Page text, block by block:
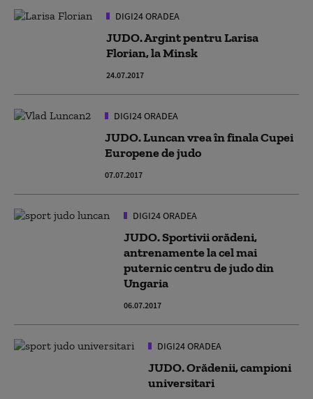
DIGI24 ORADEA
JUDO. Argint pentru Larisa
Florian, la Minsk
24.07.2017
DIGI24 ORADEA
JUDO. Luncan vrea în finala Cupei
Europene de judo
07.07.2017
DIGI24 ORADEA
JUDO. Sportivii orădeni,
antrenamente la cel mai
puternic centru de judo din
Ungaria
06.07.2017
DIGI24 ORADEA
JUDO. Orădenii, campioni
universitari